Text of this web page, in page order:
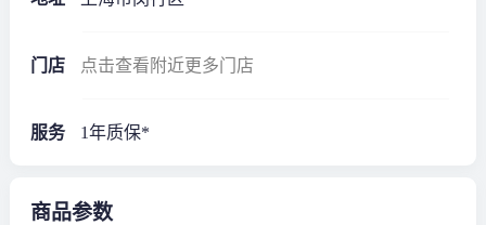
门店 点击查看附近更多门店
服务 1年质保*
商品参数